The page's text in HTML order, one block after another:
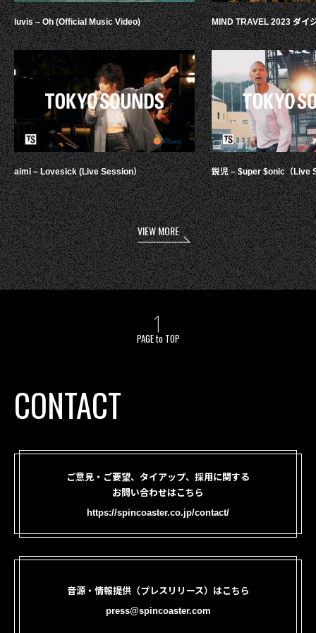
luvis – Oh (Official Music Video)
aimi – Lovesick (Live Session）
MIND TRAVEL 2023 ダイ
鋭児 – $uper $onic（Live
VIEW MORE
PAGE to TOP
CONTACT
ご意見・ご要望、タイアップ、採用に関する
お問い合わせはこちら
https://spincoaster.co.jp/contact/
音源・情報提供（プレスリリース）はこちら
press@spincoaster.com